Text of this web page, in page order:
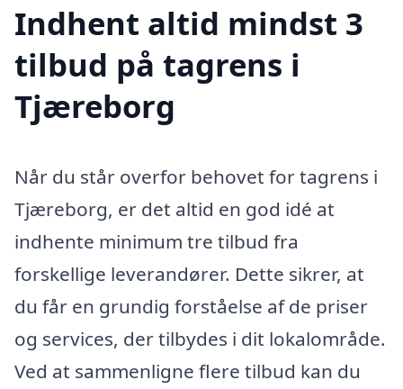
Indhent altid mindst 3
tilbud på tagrens i
Tjæreborg
Når du står overfor behovet for tagrens i
Tjæreborg, er det altid en god idé at
indhente minimum tre tilbud fra
forskellige leverandører. Dette sikrer, at
du får en grundig forståelse af de priser
og services, der tilbydes i dit lokalområde.
Ved at sammenligne flere tilbud kan du